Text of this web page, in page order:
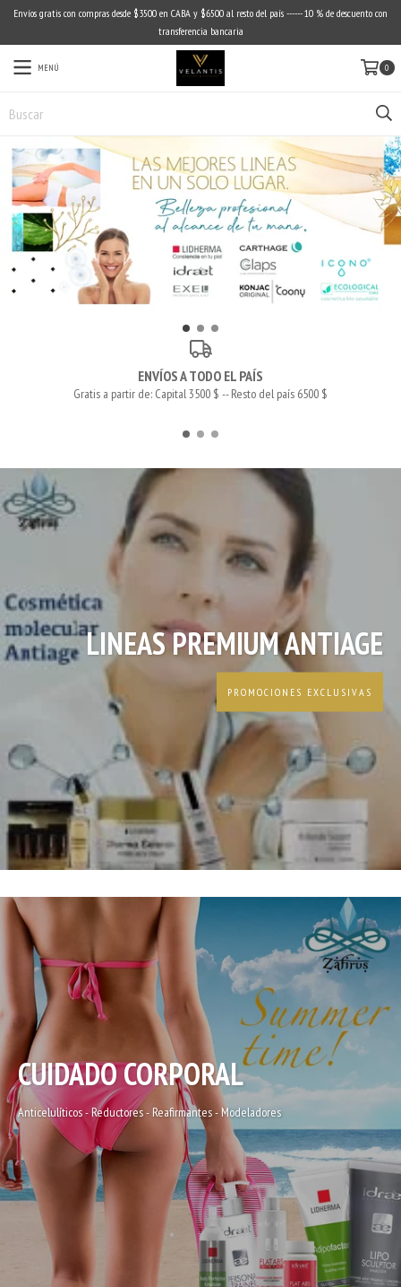
Envíos gratis con compras desde $3500 en CABA y $6500 al resto del país ------ 10 % de descuento con
transferencia bancaria
MENÚ 0
ENVÍOS A TODO EL PAÍS
Gratis a partir de: Capital 3500 $ -- Resto del país 6500 $
LINEAS PREMIUM ANTIAGE
PROMOCIONES EXCLUSIVAS
CUIDADO CORPORAL
Anticelulíticos - Reductores - Reafirmantes - Modeladores